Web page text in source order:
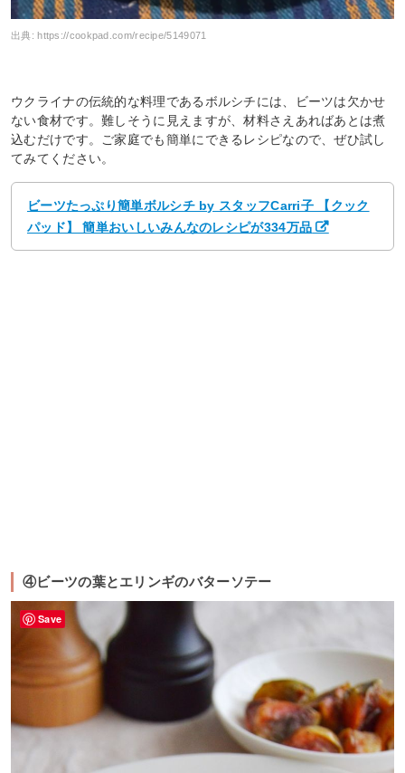
出典:https://cookpad.com/recipe/5149071
ウクライナの伝統的な料理であるボルシチには、ビーツは欠かせ
ない食材です。難しそうに見えますが、材料さえあればあとは煮
込むだけです。ご家庭でも簡単にできるレシピなので、ぜひ試し
てみてください。
ビーツたっぷり簡単ボルシチ by スタッフCarri子 【クック
パッド】 簡単おいしいみんなのレシピが334万品
④ビーツの葉とエリンギのバターソテー
Save